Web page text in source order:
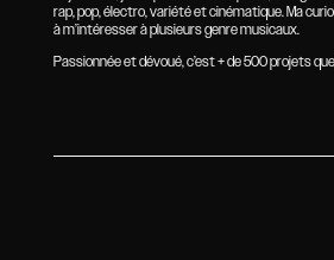
rap, pop, électro, variété et cinématique. Ma
à m’intéresser à plusieurs genre musicaux.
Passionnée et dévoué, c’est + de 500 projets